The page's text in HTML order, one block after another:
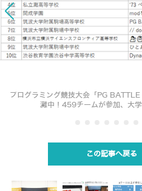
プログラミング競技大会「PG
灘中！459チームが参加、大
この記事へ戻る